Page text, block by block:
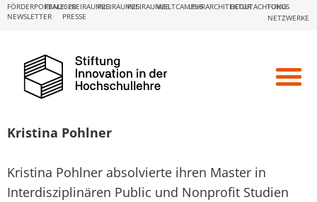
NEWSLETTER PRESSE
FÖRDERPORTALE:
FBM2020FREIRAUM23FREIRAUM25FREIRAUM26WELTCAMPUSLEHRARCHITEKTURBEGUTACHTUNG
FOKUS
NETZWERKE
Kristina Pohlner
Kristina Pohlner absolvierte ihren Master in
Interdisziplinären Public und Nonprofit Studien